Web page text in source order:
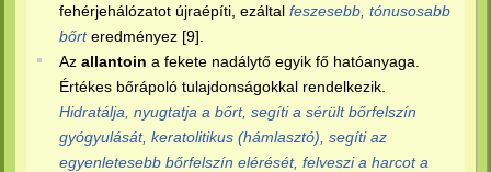
fehérjehálózatot újraépíti, ezáltalfeszesebb, tónusosabb
bőrteredményez [9].
Azallantoin a fekete nadálytő egyik fő hatóanyaga.
Értékes bőrápoló tulajdonságokkal rendelkezik.
Hidratálja, nyugtatja a bőrt, segíti a sérült bőrfelszín
gyógyulását, keratolitikus (hámlasztó), segíti az
egyenletesebb bőrfelszín elérését, felveszi a harcot a